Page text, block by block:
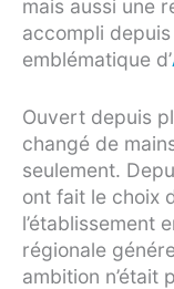
mais aussi une
accompli
emblématique d’
Ouvert depuis
changé de
seulement.
ont fait le choix
l’établissement
régionale
ambition n’était